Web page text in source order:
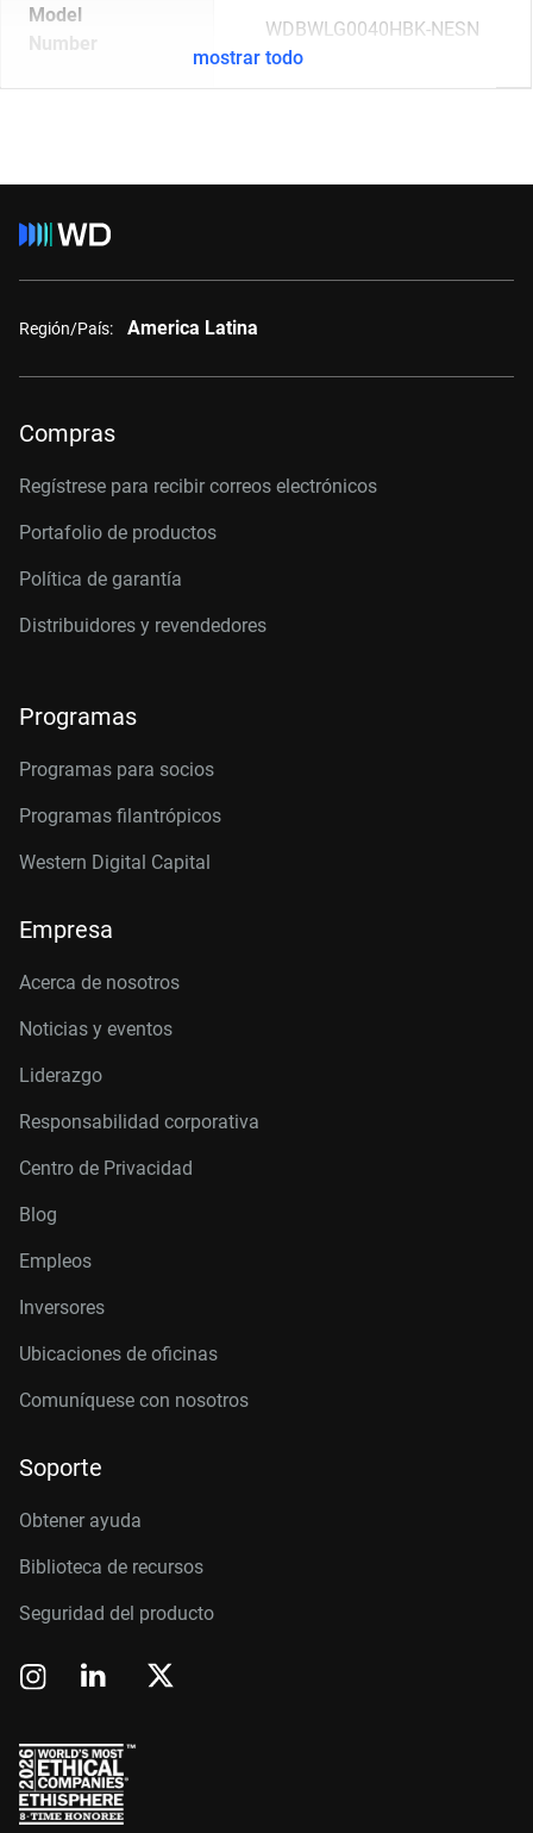
Model
Number
WDBWLG0040HBK-NESN
mostrar todo
Región/País: America Latina
Compras
Regístrese para recibir correos electrónicos
Portafolio de productos
Política de garantía
Distribuidores y revendedores
Programas
Programas para socios
Programas filantrópicos
Western Digital Capital
Empresa
Acerca de nosotros
Noticias y eventos
Liderazgo
Responsabilidad corporativa
Centro de Privacidad
Blog
Empleos
Inversores
Ubicaciones de oficinas
Comuníquese con nosotros
Soporte
Obtener ayuda
Biblioteca de recursos
Seguridad del producto